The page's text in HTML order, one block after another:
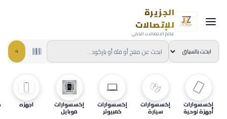
الجزيرة
للإتصالات
عالم الاتصالات الذكي
إكسسوارات
أجهزة لوحية
إكسسوارات
سيارة
إكسسوارات
كمبيوتر
إكسسوارات
موبايل
اجهزه